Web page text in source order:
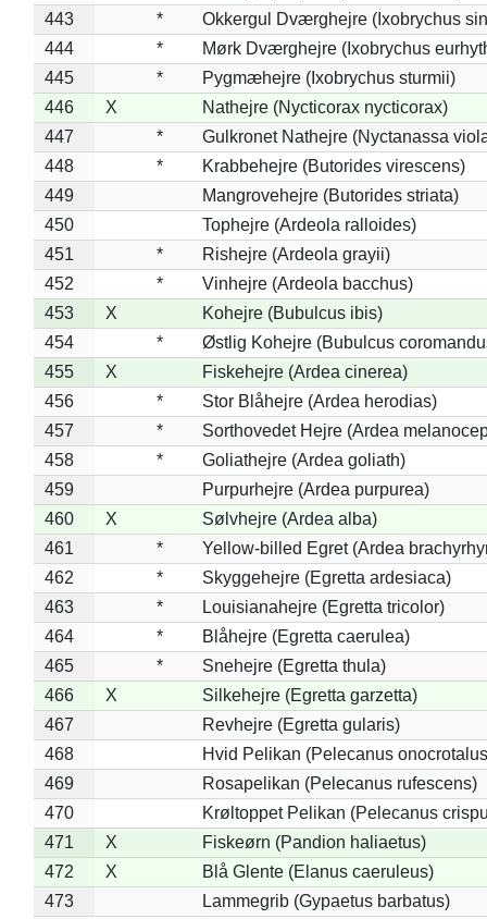
443
*
Okkergul Dværghejre (Ixobrychus
444
*
Mørk Dværghejre (Ixobrychus
445
*
Pygmæhejre (Ixobrychus sturmii)
446
X
Nathejre (Nycticorax nycticorax)
447
*
Gulkronet Nathejre (Nyctanassa
448
*
Krabbehejre (Butorides virescens)
449
Mangrovehejre (Butorides striata)
450
Tophejre (Ardeola ralloides)
451
*
Rishejre (Ardeola grayii)
452
*
Vinhejre (Ardeola bacchus)
453
X
Kohejre (Bubulcus ibis)
454
*
Østlig Kohejre (Bubulcus
455
X
Fiskehejre (Ardea cinerea)
456
*
Stor Blåhejre (Ardea herodias)
457
*
Sorthovedet Hejre (Ardea
458
*
Goliathejre (Ardea goliath)
459
Purpurhejre (Ardea purpurea)
460
X
Sølvhejre (Ardea alba)
461
*
Yellow-billed Egret (Ardea
462
*
Skyggehejre (Egretta ardesiaca)
463
*
Louisianahejre (Egretta tricolor)
464
*
Blåhejre (Egretta caerulea)
465
*
Snehejre (Egretta thula)
466
X
Silkehejre (Egretta garzetta)
467
Revhejre (Egretta gularis)
468
Hvid Pelikan (Pelecanus
469
Rosapelikan (Pelecanus rufescens)
470
Krøltoppet Pelikan (Pelecanus
471
X
Fiskeørn (Pandion haliaetus)
472
X
Blå Glente (Elanus caeruleus)
473
Lammegrib (Gypaetus barbatus)